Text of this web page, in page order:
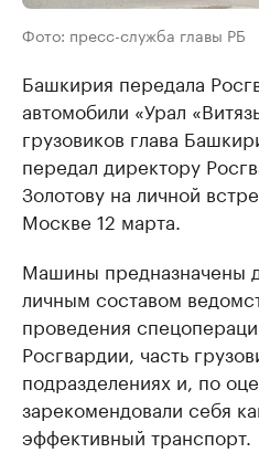
Фото: пресс-служба главы РБ
Башкирия передала
автомобили «Урал
грузовиков глава
передал директору
Золотову на личной
Москве 12 марта.
Машины предназначены
личным составом
проведения
Росгвардии, часть
подразделениях и, по
зарекомендовали себя
эффективный транспорт.